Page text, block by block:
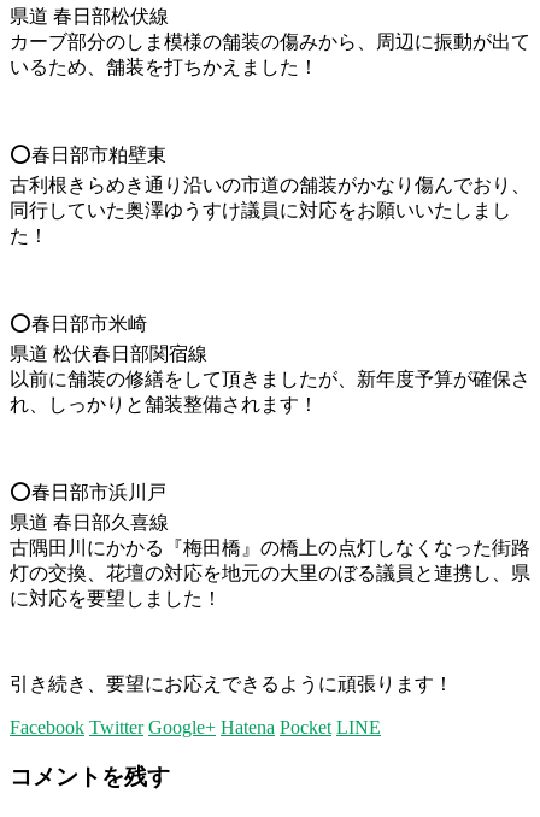
県道 春日部松伏線
カーブ部分のしま模様の舗装の傷みから、周辺に振動が出て
いるため、舗装を打ちかえました！
⭕️春日部市粕壁東
古利根きらめき通り沿いの市道の舗装がかなり傷んでおり、
同行していた奥澤ゆうすけ議員に対応をお願いいたしまし
た！
⭕️春日部市米崎
県道 松伏春日部関宿線
以前に舗装の修繕をして頂きましたが、新年度予算が確保さ
れ、しっかりと舗装整備されます！
⭕️春日部市浜川戸
県道 春日部久喜線
古隅田川にかかる『梅田橋』の橋上の点灯しなくなった街路
灯の交換、花壇の対応を地元の大里のぼる議員と連携し、県
に対応を要望しました！
引き続き、要望にお応えできるように頑張ります！
Facebook Twitter Google+ Hatena Pocket LINE
コメントを残す